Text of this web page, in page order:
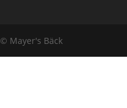
© Mayer's Bäck